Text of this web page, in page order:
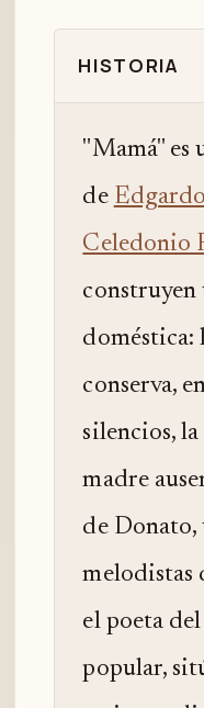
HISTORIA
"Mamá" es
de
Celedonio
construyen
doméstica:
conserva,
silencios,
madre
de Donato,
melodistas
el poeta
popular,